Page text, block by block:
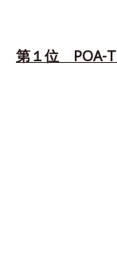
第１位 POA-